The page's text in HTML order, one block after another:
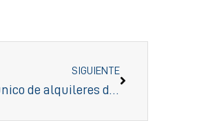
SIGUIENTE
Nueva normativa sobre el registro único de alquileres de corta duración